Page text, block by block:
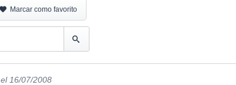
Marcar como favorito
el 16/07/2008